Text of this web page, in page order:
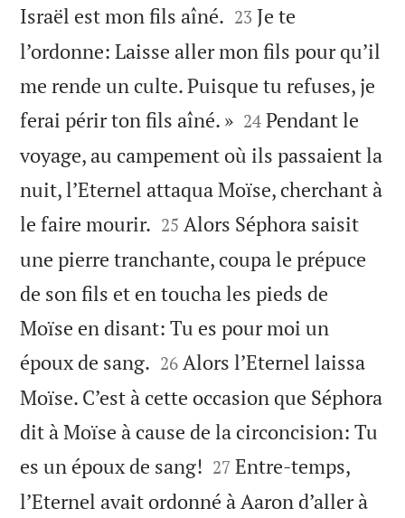
Israël est mon fils aîné. 

23 Je te
l’ordonne: Laisse aller mon fils pour qu’il
me rende un culte. Puisque tu refuses, je
ferai périr ton fils aîné. »
24 Pendant le
voyage, au campement où ils passaient la
nuit, l’Eternel attaqua Moïse, cherchant à
le faire mourir. 

25 Alors Séphora saisit
une pierre tranchante, coupa le prépuce
de son fils et en toucha les pieds de
Moïse en disant: Tu es pour moi un
époux de sang. 

26 Alors l’Eternel laissa
Moïse. C’est à cette occasion que Séphora
dit à Moïse à cause de la circoncision: Tu
es un époux de sang! 

27 Entre-temps,
l’Eternel avait ordonné à Aaron d’aller à